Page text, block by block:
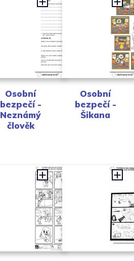
Osobní
bezpečí -
Neznámý
člověk
Osobní
bezpečí -
Šikana